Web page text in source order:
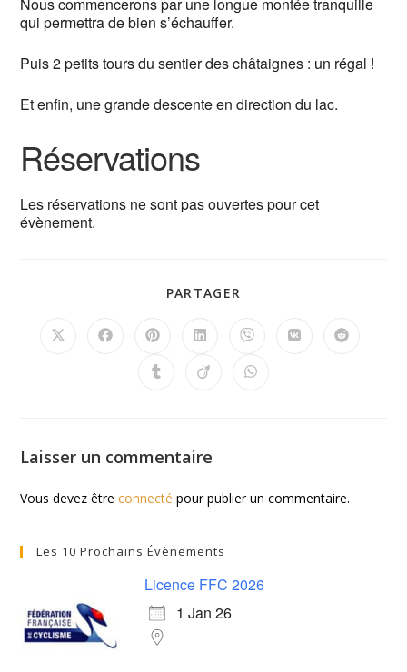
qui permettra de bien s’échauffer.
Puis 2 petits tours du sentier des châtaignes : un régal !
Et enfin, une grande descente en direction du lac.
Réservations
Les réservations ne sont pas ouvertes pour cet
évènement.
PARTAGER
Laisser un commentaire
Vous devez êtreconnecté pour publier un commentaire.
Les 10 Prochains Évènements
Licence FFC 2026
1 Jan 26